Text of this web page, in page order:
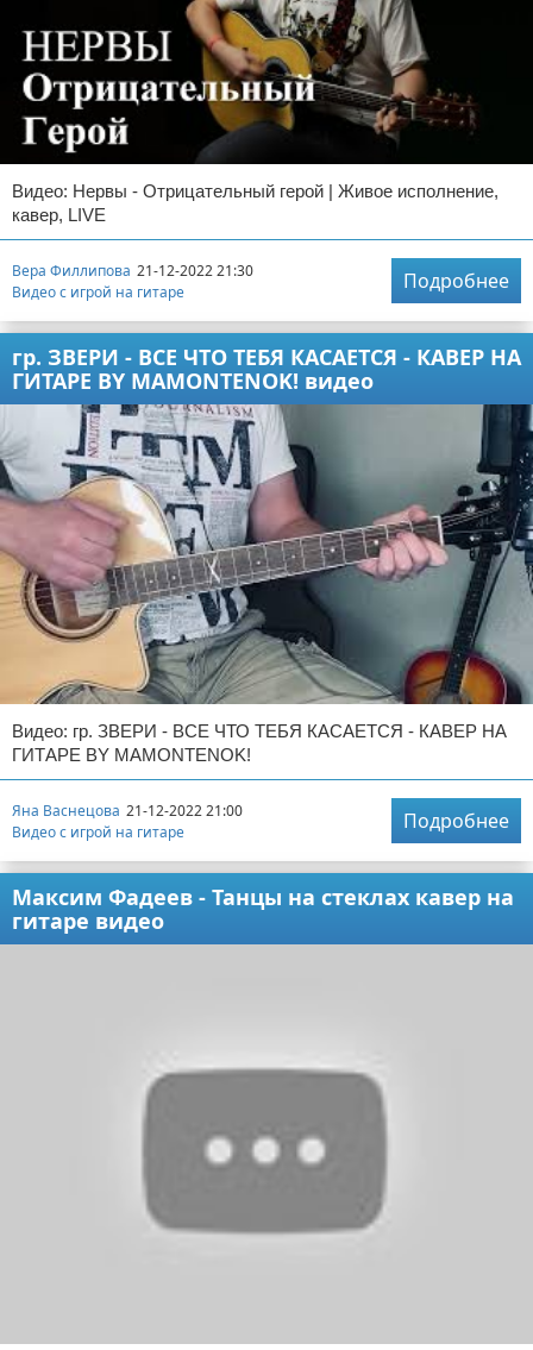
Видео: Нервы - Отрицательный герой | Живое исполнение,
кавер, LIVE
Вера Филлипова 21-12-2022 21:30
Видео с игрой на гитаре
Подробнее
гр. ЗВЕРИ - ВСЕ ЧТО ТЕБЯ КАСАЕТСЯ - КАВЕР НА
ГИТАРЕ BY MAMONTENOK! видео
Видео: гр. ЗВЕРИ - ВСЕ ЧТО ТЕБЯ КАСАЕТСЯ - КАВЕР НА
ГИТАРЕ BY MAMONTENOK!
Яна Васнецова 21-12-2022 21:00
Видео с игрой на гитаре
Подробнее
Максим Фадеев - Танцы на стеклах кавер на
гитаре видео